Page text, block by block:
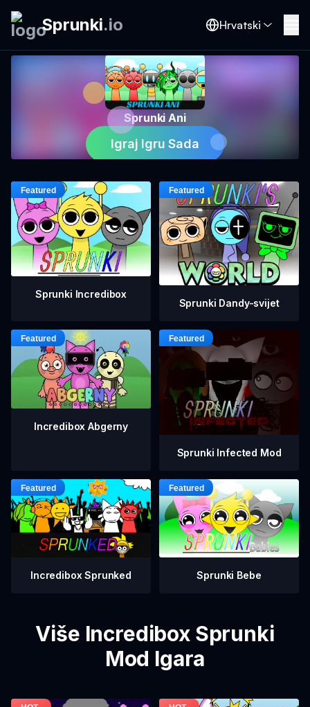
Sprunki.io Hrvatski
Sprunki Ani
Igraj Igru Sada
Sprunki Incredibox
Sprunki Dandy-svijet
Incredibox Abgerny
Sprunki Infected Mod
Incredibox Sprunked Sprunki Bebe
Više Incredibox Sprunki
Mod Igara